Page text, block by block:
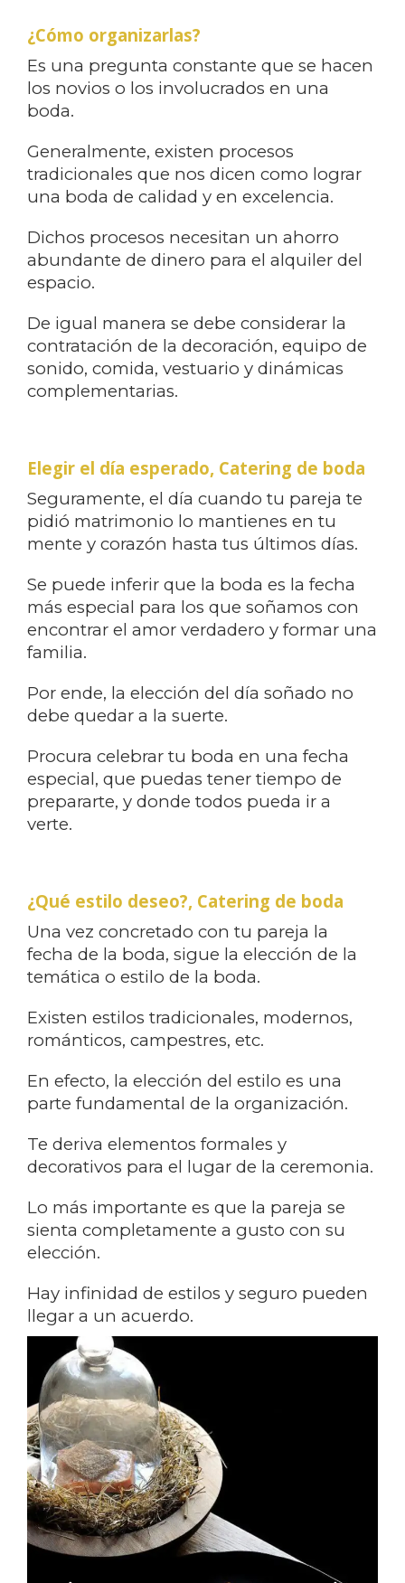
¿Cómo organizarlas?
Es una pregunta constante que se hacen
los novios o los involucrados en una
boda.
Generalmente, existen procesos
tradicionales que nos dicen como lograr
una boda de calidad y en excelencia.
Dichos procesos necesitan un ahorro
abundante de dinero para el alquiler del
espacio.
De igual manera se debe considerar la
contratación de la decoración, equipo de
sonido, comida, vestuario y dinámicas
complementarias.
Elegir el día esperado, Catering de boda
Seguramente, el día cuando tu pareja te
pidió matrimonio lo mantienes en tu
mente y corazón hasta tus últimos días.
Se puede inferir que la boda es la fecha
más especial para los que soñamos con
encontrar el amor verdadero y formar una
familia.
Por ende, la elección del día soñado no
debe quedar a la suerte.
Procura celebrar tu boda en una fecha
especial, que puedas tener tiempo de
prepararte, y donde todos pueda ir a
verte.
¿Qué estilo deseo?, Catering de boda
Una vez concretado con tu pareja la
fecha de la boda, sigue la elección de la
temática o estilo de la boda.
Existen estilos tradicionales, modernos,
románticos, campestres, etc.
En efecto, la elección del estilo es una
parte fundamental de la organización.
Te deriva elementos formales y
decorativos para el lugar de la ceremonia.
Lo más importante es que la pareja se
sienta completamente a gusto con su
elección.
Hay infinidad de estilos y seguro pueden
llegar a un acuerdo.